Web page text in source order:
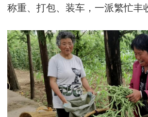
称重、打包、装车，一派繁忙丰